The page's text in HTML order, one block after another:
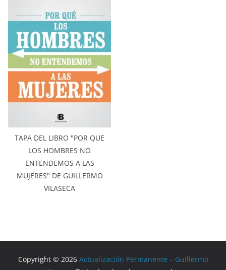
TAPA DEL LIBRO "POR QUE
LOS HOMBRES NO
ENTENDEMOS A LAS
MUJERES" DE GUILLERMO
VILASECA
Copyright © 2026 Actualización Permanente – Guillermo